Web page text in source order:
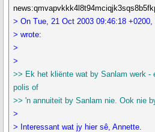
> On Tue, 21 Oct 2003 09:46:18 +0200,
> wrote:
>
>
>> Ek het kliënte wat by Sanlam werk -
polis of
>> 'n annuiteit by Sanlam nie. Ook nie
>
> Interessant wat jy hier sê, Annette.